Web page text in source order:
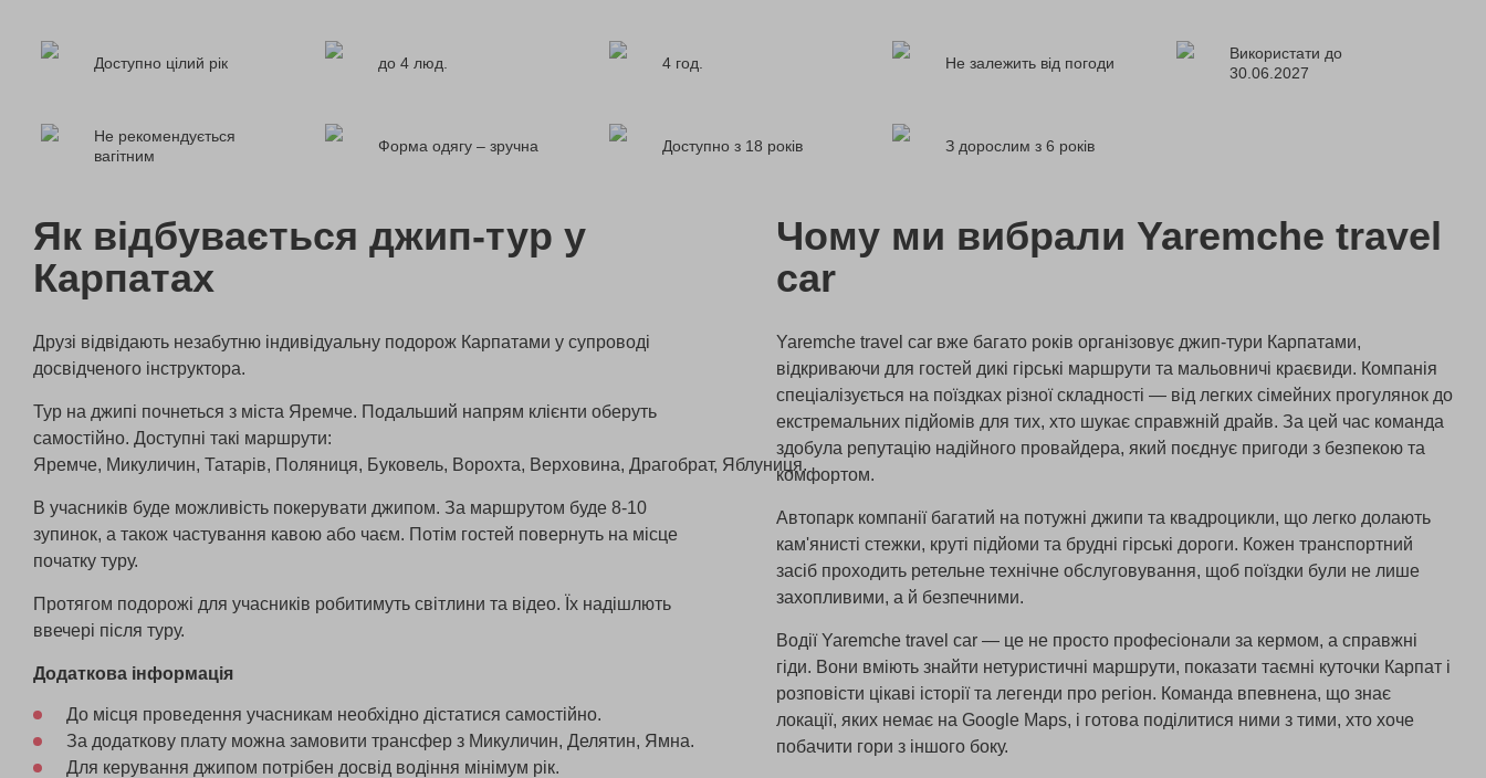
Доступно цілий рік до 4 люд. 4 год. Не залежить від погоди
Використати до
30.06.2027
Не рекомендується
вагітним
Форма одягу – зручна Доступно з 18 років З дорослим з 6 років
Як відбувається джип-тур у
Карпатах
Друзі відвідають незабутню індивідуальну подорож Карпатами у супроводі
досвідченого інструктора.
Тур на джипі почнеться з міста Яремче. Подальший напрям клієнти оберуть
самостійно. Доступні такі маршрути:
Яремче, Микуличин, Татарів, Поляниця, Буковель, Ворохта, Верховина, Драгобрат, Яблуниця.
В учасників буде можливість покерувати джипом. За маршрутом буде 8-10
зупинок, а також частування кавою або чаєм. Потім гостей повернуть на місце
початку туру.
Протягом подорожі для учасників робитимуть світлини та відео. Їх надішлють
ввечері після туру.
Додаткова інформація
До місця проведення учасникам необхідно дістатися самостійно.
За додаткову плату можна замовити трансфер з Микуличин, Делятин, Ямна.
Для керування джипом потрібен досвід водіння мінімум рік.
Чому ми вибрали Yaremche travel
car
Yaremche travel car вже багато років організовує джип-тури Карпатами,
відкриваючи для гостей дикі гірські маршрути та мальовничі краєвиди. Компанія
спеціалізується на поїздках різної складності — від легких сімейних прогулянок до
екстремальних підйомів для тих, хто шукає справжній драйв. За цей час команда
здобула репутацію надійного провайдера, який поєднує пригоди з безпекою та
комфортом.
Автопарк компанії багатий на потужні джипи та квадроцикли, що легко долають
кам'янисті стежки, круті підйоми та брудні гірські дороги. Кожен транспортний
засіб проходить ретельне технічне обслуговування, щоб поїздки були не лише
захопливими, а й безпечними.
Водії Yaremche travel car — це не просто професіонали за кермом, а справжні
гіди. Вони вміють знайти нетуристичні маршрути, показати таємні куточки Карпат і
розповісти цікаві історії та легенди про регіон. Команда впевнена, що знає
локації, яких немає на Google Maps, і готова поділитися ними з тими, хто хоче
побачити гори з іншого боку.